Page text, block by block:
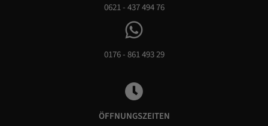
0621 - 437 494 76
0176 - 861 493 29
ÖFFNUNGSZEITEN